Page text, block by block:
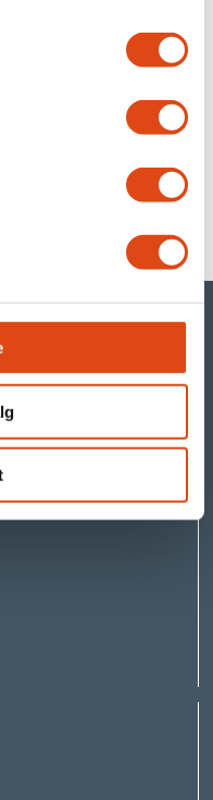
innen privat
i YS